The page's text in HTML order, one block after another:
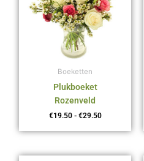
Boeketten
Plukboeket
Rozenveld
€19.50 - €29.50